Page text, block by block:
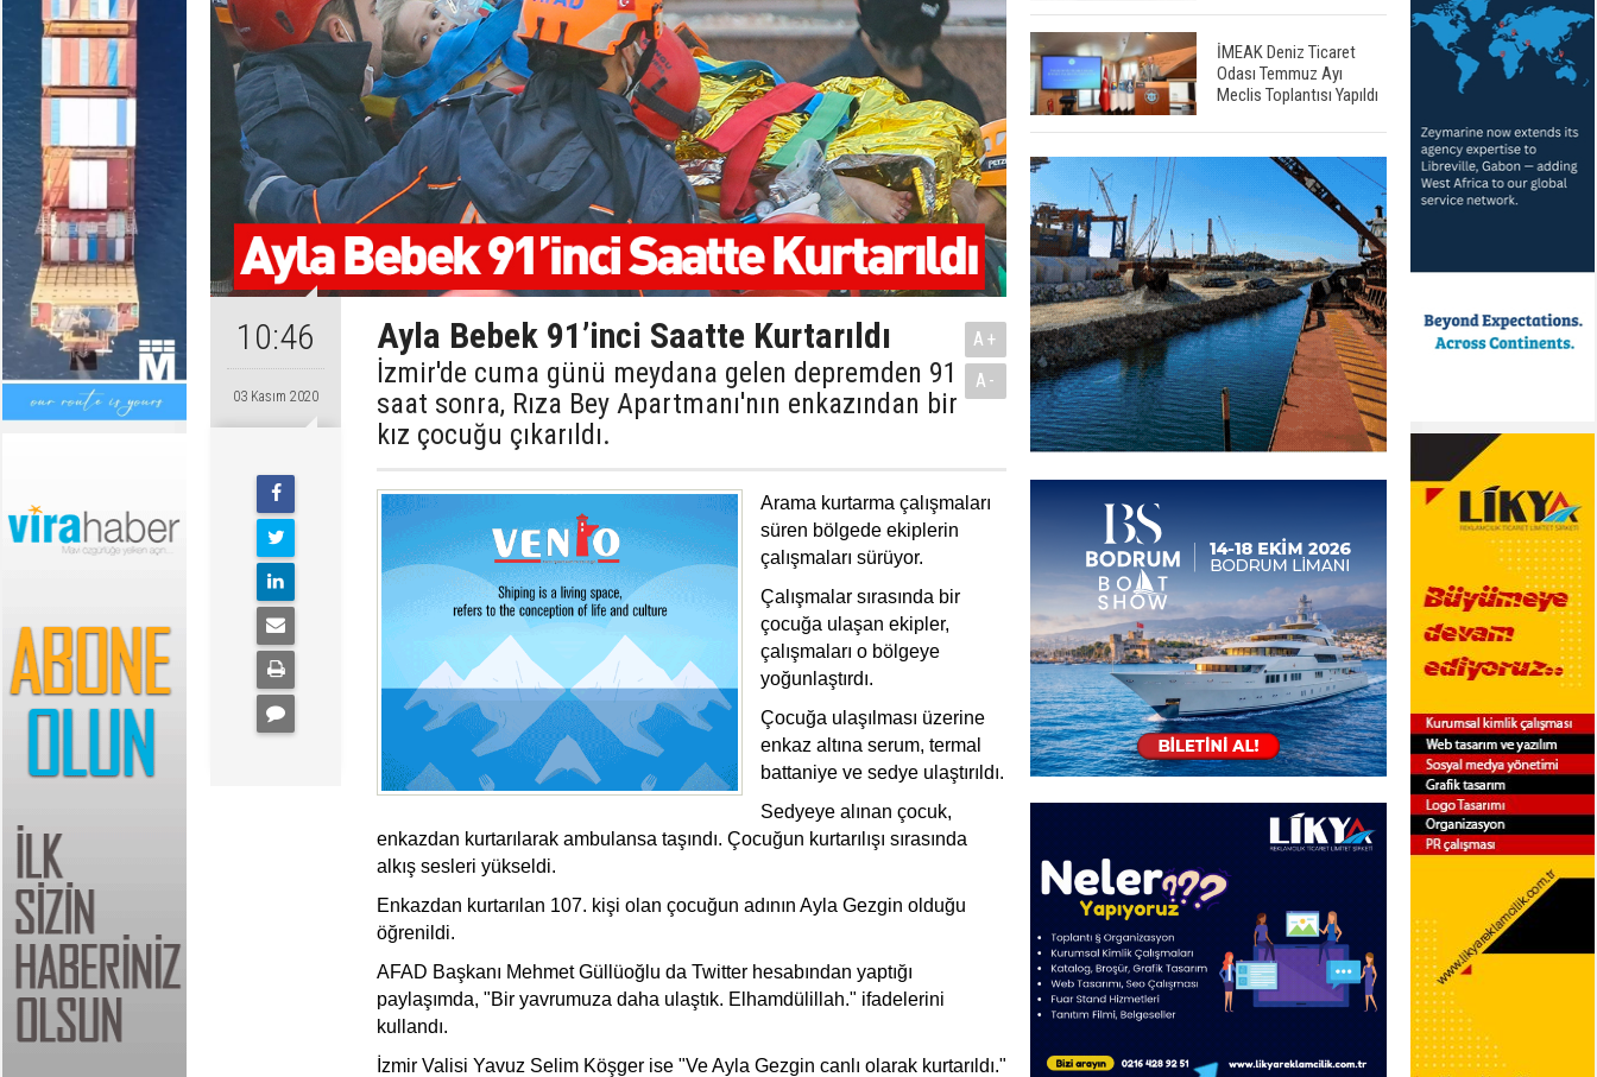
10:46
03 Kasım 2020
Ayla Bebek 91’inci Saatte Kurtarıldı
İzmir'de cuma günü meydana gelen depremden 91
saat sonra, Rıza Bey Apartmanı'nın enkazından bir
kız çocuğu çıkarıldı.
A+
A-
Arama kurtarma çalışmaları
süren bölgede ekiplerin
çalışmaları sürüyor.
Çalışmalar sırasında bir
çocuğa ulaşan ekipler,
çalışmaları o bölgeye
yoğunlaştırdı.
Çocuğa ulaşılması üzerine
enkaz altına serum, termal
battaniye ve sedye ulaştırıldı.
Sedyeye alınan çocuk,
enkazdan kurtarılarak ambulansa taşındı. Çocuğun kurtarılışı sırasında
alkış sesleri yükseldi.
Enkazdan kurtarılan 107. kişi olan çocuğun adının Ayla Gezgin olduğu
öğrenildi.
AFAD Başkanı Mehmet Güllüoğlu da Twitter hesabından yaptığı
paylaşımda, "Bir yavrumuza daha ulaştık. Elhamdülillah." ifadelerini
kullandı.
İzmir Valisi Yavuz Selim Köşger ise "Ve Ayla Gezgin canlı olarak kurtarıldı."
İMEAK Deniz Ticaret
Odası Temmuz Ayı
Meclis Toplantısı Yapıldı